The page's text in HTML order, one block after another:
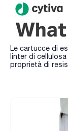
Le cartucce di
linter di
proprietà di